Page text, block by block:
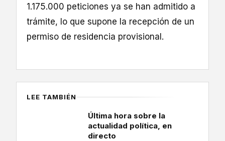
1.175.000 peticiones ya se han admitido a
trámite, lo que supone la recepción de un
permiso de residencia provisional.
LEE TAMBIÉN
Última hora sobre la
actualidad política, en
directo